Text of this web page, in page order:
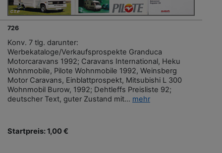
726
Konv. 7 tlg. darunter:
Werbekataloge/Verkaufsprospekte Granduca
Motorcaravans 1992; Caravans International, Heku
Wohnmobile, Pilote Wohnmobile 1992, Weinsberg
Motor Caravans, Einblattprospekt, Mitsubishi L 300
Wohnmobil Burow, 1992; Dehtleffs Preisliste 92;
deutscher Text, guter Zustand mit... mehr
Startpreis: 1,00 €